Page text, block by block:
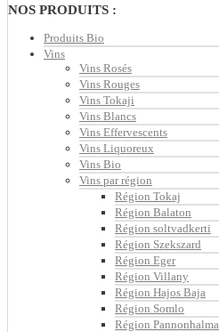
NOS PRODUITS :
Produits Bio
Vins
Vins Rosés
Vins Rouges
Vins Tokaji
Vins Blancs
Vins Effervescents
Vins Liquoreux
Vins Bio
Vins par région
Région Tokaj
Région Balaton
Région soltvadkerti
Région Szekszard
Région Eger
Région Villany
Région Hajos Baja
Région Somlo
Région Pannonhalma